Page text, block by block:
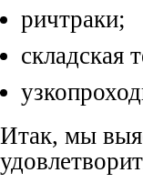
ричтраки;
складская
Итак, мы